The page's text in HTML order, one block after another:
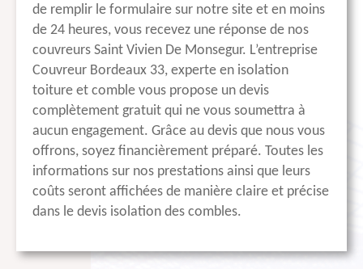
de remplir le formulaire sur notre site et en moins
de 24 heures, vous recevez une réponse de nos
couvreurs Saint Vivien De Monsegur. L’entreprise
Couvreur Bordeaux 33, experte en isolation
toiture et comble vous propose un devis
complètement gratuit qui ne vous soumettra à
aucun engagement. Grâce au devis que nous vous
offrons, soyez financièrement préparé. Toutes les
informations sur nos prestations ainsi que leurs
coûts seront affichées de manière claire et précise
dans le devis isolation des combles.